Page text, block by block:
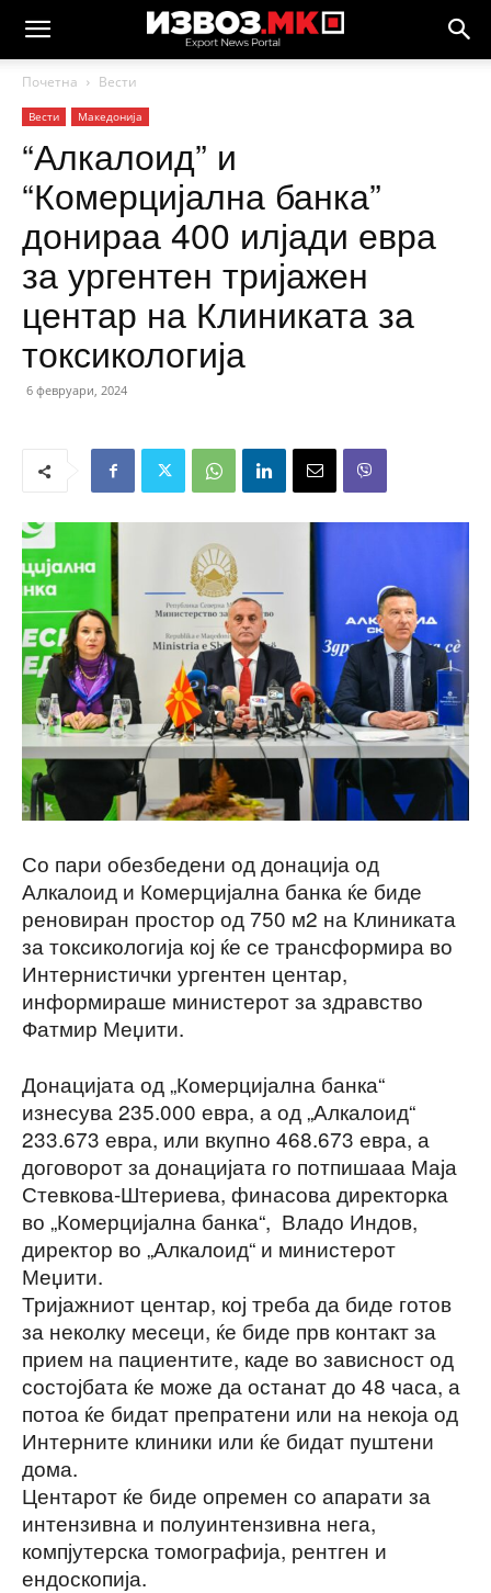
Почетна Вести
Вести Македонија
“Алкалоид” и
“Комерцијална банка”
донираа 400 илјади евра
за ургентен тријажен
центар на Клиниката за
токсикологија
6 февруари, 2024
Со пари обезбедени од донација од
Алкалоид и Комерцијална банка ќе биде
реновиран простор од 750 м2 на Клиниката
за токсикологија кој ќе се трансформира во
Интернистички ургентен центар,
информираше министерот за здравство
Фатмир Меџити.
Донацијата од „Комерцијална банка“
изнесува 235.000 евра, а од „Алкалоид“
233.673 евра, или вкупно 468.673 евра, а
договорот за донацијата го потпишааа Маја
Стевкова-Штериева, финасова директорка
во „Комерцијална банка“, Владо Индов,
директор во „Алкалоид“ и министерот
Меџити.
Тријажниот центар, кој треба да биде готов
за неколку месеци, ќе биде прв контакт за
прием на пациентите, каде во зависност од
состојбата ќе може да останат до 48 часа, а
потоа ќе бидат препратени или на некоја од
Интерните клиники или ќе бидат пуштени
дома.
Центарот ќе биде опремен со апарати за
интензивна и полуинтензивна нега,
компјутерска томографија, рентген и
ендоскопија.